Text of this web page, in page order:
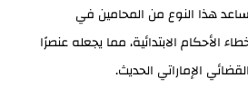
هذا النوع من المحامين في
الأحكام الابتدائية، مما يجعله عنصرًا
الإماراتي الحديث.